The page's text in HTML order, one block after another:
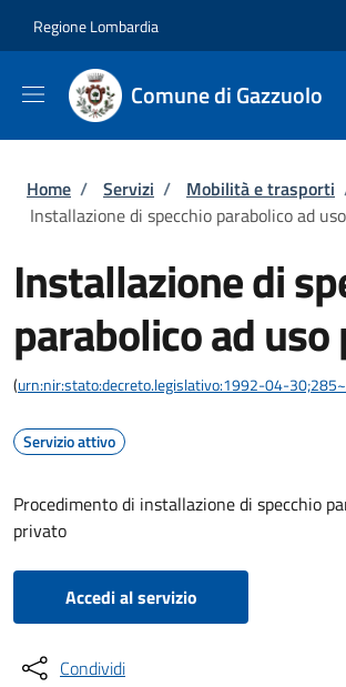
Regione Lombardia
Comune di Gazzuolo
Briciole di pane
Home / Servizi / Mobilità e trasporti
Installazione di specchio parabolico ad
Installazione di
parabolico ad
(urn:nir:stato:decreto.legislativo:1992-04-
Servizio attivo
Procedimento di installazione di specchio
privato
Accedi al servizio
Condividi